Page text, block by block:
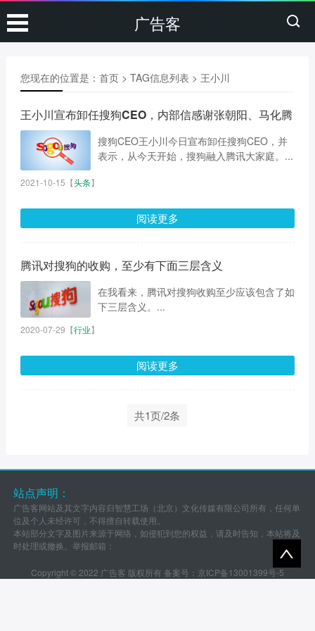
广告客
您现在的位置是： 首页> TAG信息列表 > 王小川
王小川宣布卸任搜狗CEO，内部信感谢张朝阳、马化腾
搜狗CEO王小川今日宣布卸任搜狗CEO，并
表示，从今天开始，搜狗融入腾讯大家庭。...
2021-10-15 【头条】
阅读更多
腾讯对搜狗的收购，至少有下面三层含义
在我看来，腾讯对搜狗收购至少应该包含了如
下三层含义。...
2020-07-29 【行业】
阅读更多
共1页/2条
站点声明：
广告客网站及其文字内容归智慧工场（北京）文化传媒有限公司所有，任何单
位及个人未经许可，不得擅自转载使用。
本站部分文字及图片来源于网络，如侵犯到您的权益，请及时告知，本站将及
时处理或撤换。举报邮箱：
Copyright © 2022 广告客 版权所有 备案号： 京ICP备13001399号-5